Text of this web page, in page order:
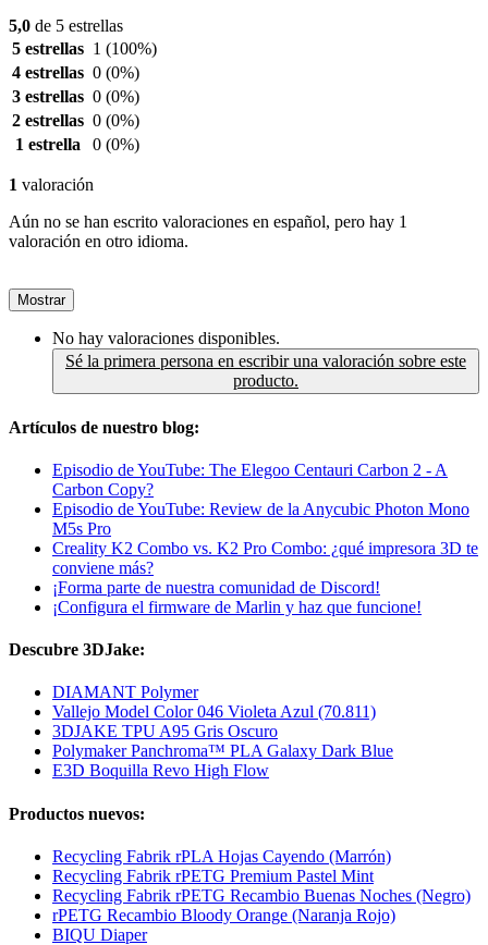
5,0 de 5 estrellas
5 estrellas 1 (100%)
4 estrellas 0 (0%)
3 estrellas 0 (0%)
2 estrellas 0 (0%)
1 estrella
0 (0%)
1 valoración
Aún no se han escrito valoraciones en español, pero hay 1
valoración en otro idioma.
Mostrar
No hay valoraciones disponibles.
Sé la primera persona en escribir una valoración sobre este
producto.
Artículos de nuestro blog:
Episodio de YouTube: The Elegoo Centauri Carbon 2 - A
Carbon Copy?
Episodio de YouTube: Review de la Anycubic Photon Mono
M5s Pro
Creality K2 Combo vs. K2 Pro Combo: ¿qué impresora 3D te
conviene más?
¡Forma parte de nuestra comunidad de Discord!
¡Configura el firmware de Marlin y haz que funcione!
Descubre 3DJake:
DIAMANT Polymer
Vallejo Model Color 046 Violeta Azul (70.811)
3DJAKE TPU A95 Gris Oscuro
Polymaker Panchroma™ PLA Galaxy Dark Blue
E3D Boquilla Revo High Flow
Productos nuevos:
Recycling Fabrik rPLA Hojas Cayendo (Marrón)
Recycling Fabrik rPETG Premium Pastel Mint
Recycling Fabrik rPETG Recambio Buenas Noches (Negro)
rPETG Recambio Bloody Orange (Naranja Rojo)
BIQU Diaper